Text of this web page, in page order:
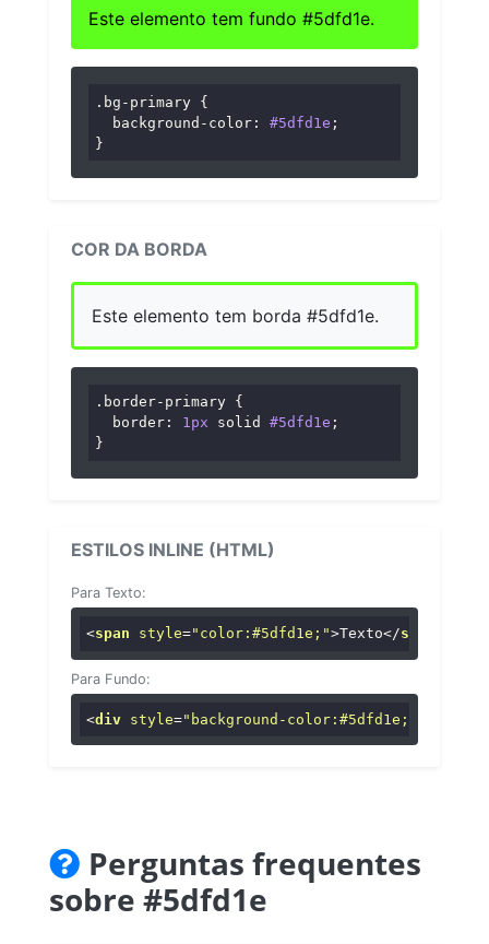
Este elemento tem fundo #5dfd1e.
.bg-primary {
background-color : #5dfd1e ;
}
COR DA BORDA
Este elemento tem borda #5dfd1e.
.border-primary {
border : 1px solid #5dfd1e ;
}
ESTILOS INLINE (HTML)
Para Texto:
<span style="color:#5dfd1e;">Texto</span
Para Fundo:
<div style="background-color:#5dfd1e;"
Perguntas frequentes
sobre #5dfd1e